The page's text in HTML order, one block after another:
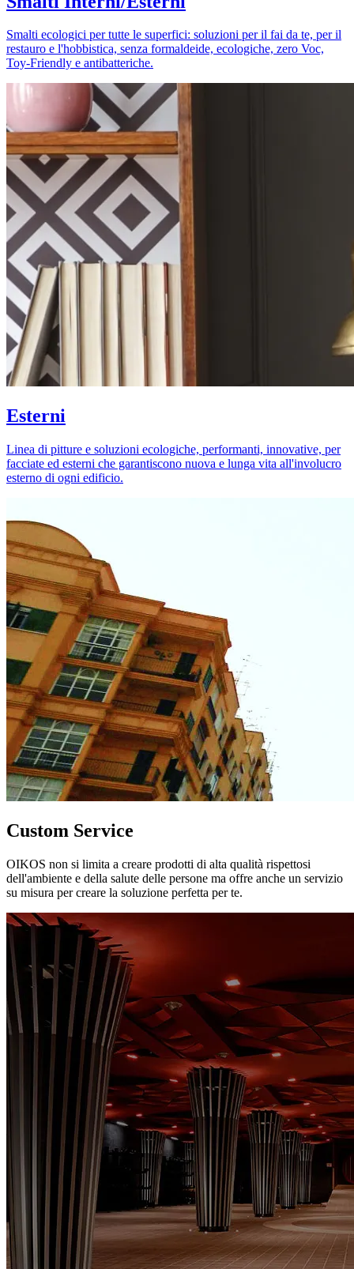
Smalti ecologici per tutte le superfici: soluzioni per il fai da te, per il
restauro e l'hobbistica, senza formaldeide, ecologiche, zero Voc,
Toy-Friendly e antibatteriche.
Esterni
Linea di pitture e soluzioni ecologiche, performanti, innovative, per
facciate ed esterni che garantiscono nuova e lunga vita all'involucro
esterno di ogni edificio.
Custom Service
OIKOS non si limita a creare prodotti di alta qualità rispettosi
dell'ambiente e della salute delle persone ma offre anche un servizio
su misura per creare la soluzione perfetta per te.